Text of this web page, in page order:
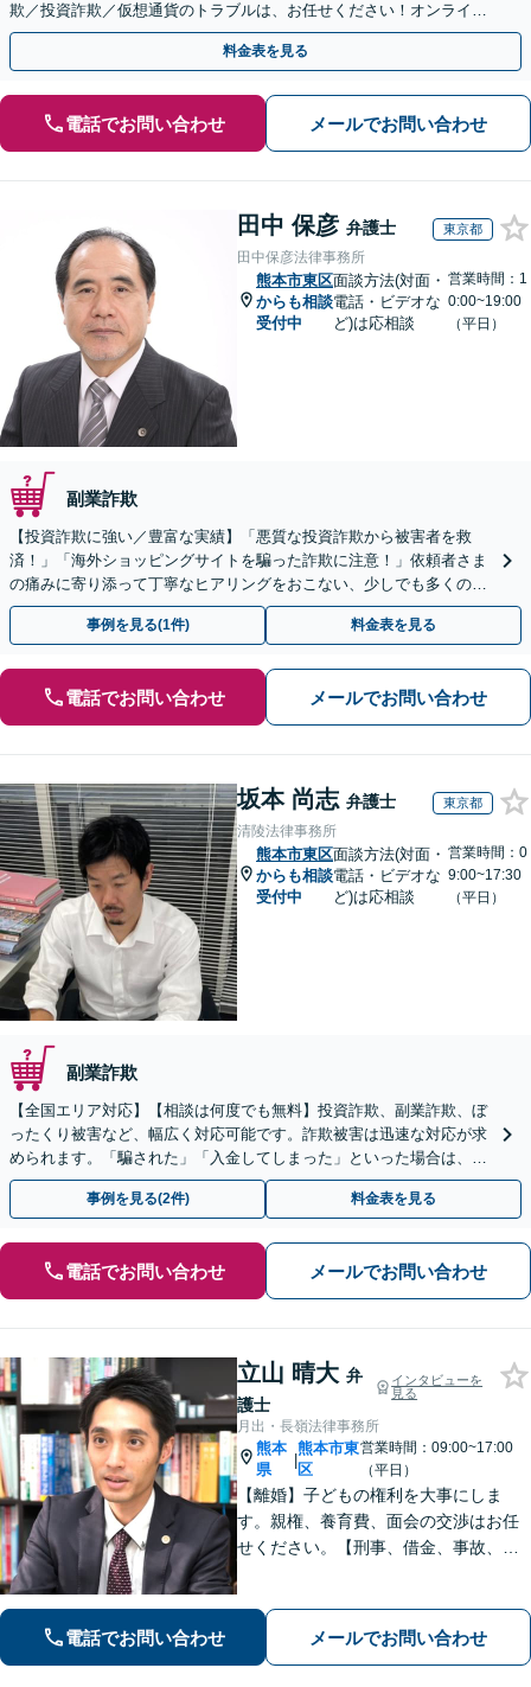
欺／投資詐欺／仮想通貨のトラブルは、お任せください！オンライン
のみで解決も可能！
料金表を見る
電話でお問い合わせ メールでお問い合わせ
田中 保彦 弁護士 東京都
田中保彦法律事務所
熊本市東区
からも相談
受付中
面談方法(対面・
電話・ビデオな
ど)は応相談
営業時間：1
0:00~19:00
（平日）
副業詐欺
【投資詐欺に強い／豊富な実績】「悪質な投資詐欺から被害者を救
済！」「海外ショッピングサイトを騙った詐欺に注意！」依頼者さま
の痛みに寄り添って丁寧なヒアリングをおこない、少しでも多くの返
金が得られるよう尽力します！
事例を見る(1件) 料金表を見る
電話でお問い合わせ メールでお問い合わせ
坂本 尚志 弁護士 東京都
清陵法律事務所
熊本市東区
からも相談
受付中
面談方法(対面・
電話・ビデオな
ど)は応相談
営業時間：0
9:00~17:30
（平日）
副業詐欺
【全国エリア対応】【相談は何度でも無料】投資詐欺、副業詐欺、ぼ
ったくり被害など、幅広く対応可能です。詐欺被害は迅速な対応が求
められます。「騙された」「入金してしまった」といった場合は、お
早めにご相談ください。【電話・メール・WEB相談可】
事例を見る(2件) 料金表を見る
電話でお問い合わせ メールでお問い合わせ
立山 晴大 弁
護士
インタビューを
見る
月出・長嶺法律事務所
熊本
県
|
熊本市東
区
営業時間：09:00~17:00
（平日）
【離婚】子どもの権利を大事にしま
す。親権、養育費、面会の交渉はお任
せください。【刑事、借金、事故、労
いは豊富な経験あり。
電話でお問い合わせ メールでお問い合わせ